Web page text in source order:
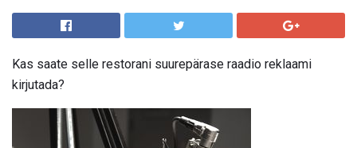
Kas saate selle restorani suurepärase raadio reklaami
kirjutada?